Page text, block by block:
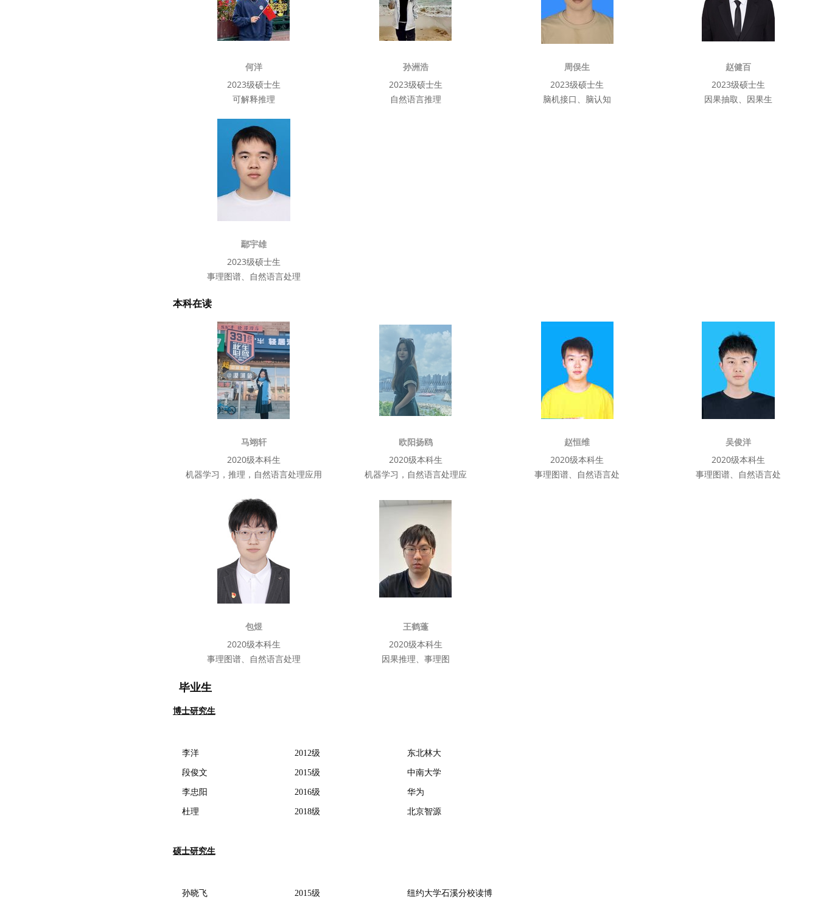
何洋
2023级硕士生
可解释推理
孙洲浩
2023级硕士生
自然语言推理
周俣生
2023级硕士生
脑机接口、脑认知
赵健百
2023级硕士生
因果抽取、因果生
鄢宇雄
2023级硕士生
事理图谱、自然语言处理
本科在读
马翊轩
2020级本科生
机器学习，推理，自然语言处理应用
欧阳扬鸥
2020级本科生
机器学习，自然语言处理应
赵恒维
2020级本科生
事理图谱、自然语言处
吴俊洋
2020级本科生
事理图谱、自然语言处
包煜
2020级本科生
事理图谱、自然语言处理
王鹤蓬
2020级本科生
因果推理、事理图
毕业生
博士研究生
李洋 2012级 东北林大
段俊文 2015级 中南大学
李忠阳 2016级 华为
杜理 2018级 北京智源
硕士研究生
孙晓飞 2015级 纽约大学石溪分校读博